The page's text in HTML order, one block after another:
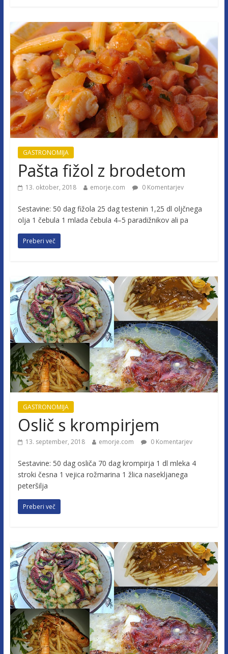
GASTRONOMIJA
Pašta fižol z brodetom
13. oktober, 2018 emorje.com 0 Komentarjev
Sestavine: 50 dag fižola 25 dag testenin 1,25 dl oljčnega
olja 1 čebula 1 mlada čebula 4–5 paradižnikov ali pa
Preberi več
GASTRONOMIJA
Oslič s krompirjem
13. september, 2018 emorje.com 0 Komentarjev
Sestavine: 50 dag osliča 70 dag krompirja 1 dl mleka 4
stroki česna 1 vejica rožmarina 1 žlica nasekljanega
peteršilja
Preberi več